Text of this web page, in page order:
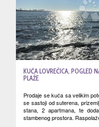
KUĆA LOVREČICA, POGLED
PLAŽE
Prodaje se kuća sa velikim
se sastoji od suterena,
stana, 2 apartmana, te
stambenog prostora.